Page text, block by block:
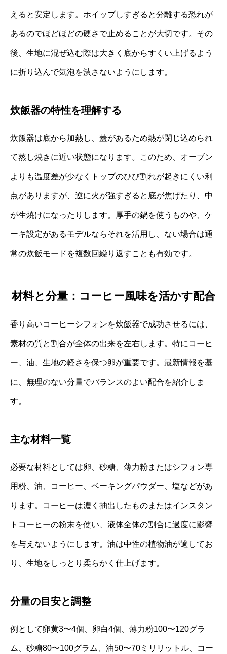
えると安定します。ホイップしすぎると分離する恐れが
あるのでほどほどの硬さで止めることが大切です。その
後、生地に混ぜ込む際は大きく底からすくい上げるよう
に折り込んで気泡を潰さないようにします。
炊飯器の特性を理解する
炊飯器は底から加熱し、蓋があるため熱が閉じ込められ
て蒸し焼きに近い状態になります。このため、オーブン
よりも温度差が少なくトップのひび割れが起きにくい利
点がありますが、逆に火が強すぎると底が焦げたり、中
が生焼けになったりします。厚手の鍋を使うものや、ケ
ーキ設定があるモデルならそれを活用し、ない場合は通
常の炊飯モードを複数回繰り返すことも有効です。
材料と分量：コーヒー風味を活かす配合
香り高いコーヒーシフォンを炊飯器で成功させるには、
素材の質と割合が全体の出来を左右します。特にコーヒ
ー、油、生地の軽さを保つ卵が重要です。最新情報を基
に、無理のない分量でバランスのよい配合を紹介しま
す。
主な材料一覧
必要な材料としては卵、砂糖、薄力粉またはシフォン専
用粉、油、コーヒー、ベーキングパウダー、塩などがあ
ります。コーヒーは濃く抽出したものまたはインスタン
トコーヒーの粉末を使い、液体全体の割合に過度に影響
を与えないようにします。油は中性の植物油が適してお
り、生地をしっとり柔らかく仕上げます。
分量の目安と調整
例として卵黄3〜4個、卵白4個、薄力粉100〜120グラ
ム、砂糖80〜100グラム、油50〜70ミリリットル、コー